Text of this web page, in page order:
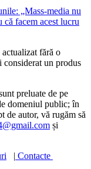
„Mass-media nu
că facem acest lucru
actualizat fără o
un produs
preluate de pe
domeniul public; în
de autor, vă rugăm să
și
| Contacte